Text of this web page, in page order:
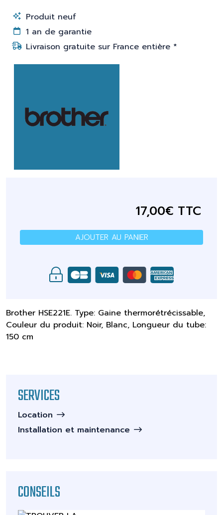
Produit neuf
1 an de garantie
Livraison gratuite sur France entière *
17,00€ TTC
AJOUTER AU PANIER
Brother HSE221E. Type: Gaine thermorétrécissable,
Couleur du produit: Noir, Blanc, Longueur du tube:
150 cm
SERVICES
Location
Installation et maintenance
CONSEILS